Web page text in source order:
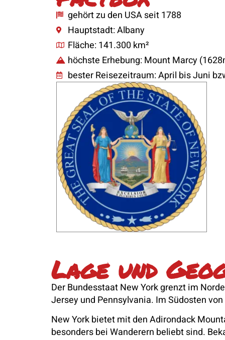
gehört zu den USA seit 1788
Hauptstadt: Albany
Fläche: 141.300 km²
höchste Erhebung: Mount Marcy
bester Reisezeitraum: April bis Juni
Lage und
Der Bundesstaat New York grenzt im
Jersey und Pennsylvania. Im Südosten
New York bietet mit den Adirondack
besonders bei Wanderern beliebt sind.